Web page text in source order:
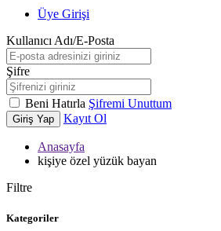
Üye Girişi
Kullanıcı Adı/E-Posta
Şifre
Beni Hatırla Şifremi Unuttum
Giriş Yap Kayıt Ol
Anasayfa
kişiye özel yüzük bayan
Filtre
Kategoriler